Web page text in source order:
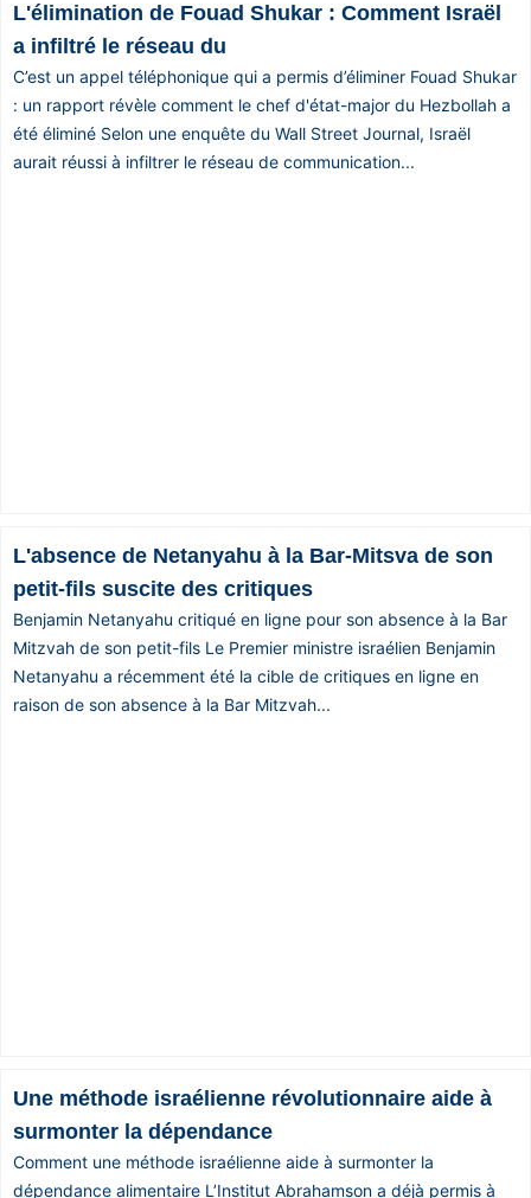
L'élimination de Fouad Shukar : Comment Israël
a infiltré le réseau du
C’est un appel téléphonique qui a permis d’éliminer Fouad Shukar
: un rapport révèle comment le chef d'état-major du Hezbollah a
été éliminé Selon une enquête du Wall Street Journal, Israël
aurait réussi à infiltrer le réseau de communication...
L'absence de Netanyahu à la Bar-Mitsva de son
petit-fils suscite des critiques
Benjamin Netanyahu critiqué en ligne pour son absence à la Bar
Mitzvah de son petit-fils Le Premier ministre israélien Benjamin
Netanyahu a récemment été la cible de critiques en ligne en
raison de son absence à la Bar Mitzvah...
Une méthode israélienne révolutionnaire aide à
surmonter la dépendance
Comment une méthode israélienne aide à surmonter la
dépendance alimentaire L’Institut Abrahamson a déjà permis à